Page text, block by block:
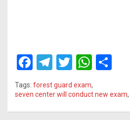
F
a
ce
b
T
e
gr
T
tt
er
W
at
s
ar
e
Tags: forest guard exam,
seven center will conduct new exam,